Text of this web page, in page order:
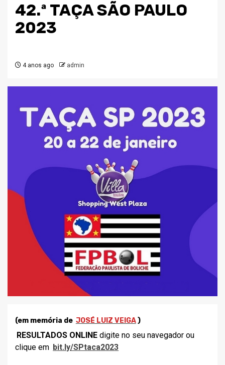
42.ª TAÇA SÃO PAULO
2023
4 anos ago admin
(em memória de JOSÉ LUIZ VEIGA)
RESULTADOS ONLINE digite no seu navegador ou
clique em bit.ly/SPtaca2023